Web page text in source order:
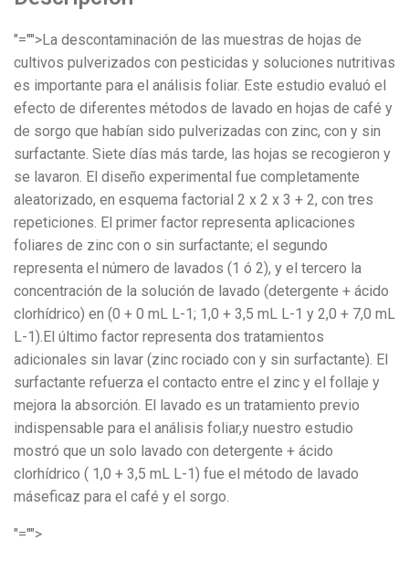
"="">La descontaminación de las muestras de hojas de
cultivos pulverizados con pesticidas y soluciones nutritivas
es importante para el análisis foliar. Este estudio evaluó el
efecto de diferentes métodos de lavado en hojas de café y
de sorgo que habían sido pulverizadas con zinc, con y sin
surfactante. Siete días más tarde, las hojas se recogieron y
se lavaron. El diseño experimental fue completamente
aleatorizado, en esquema factorial 2 x 2 x 3 + 2, con tres
repeticiones. El primer factor representa aplicaciones
foliares de zinc con o sin surfactante; el segundo
representa el número de lavados (1 ó 2), y el tercero la
concentración de la solución de lavado (detergente + ácido
clorhídrico) en (0 + 0 mL L-1; 1,0 + 3,5 mL L-1 y 2,0 + 7,0 mL
L-1).El último factor representa dos tratamientos
adicionales sin lavar (zinc rociado con y sin surfactante). El
surfactante refuerza el contacto entre el zinc y el follaje y
mejora la absorción. El lavado es un tratamiento previo
indispensable para el análisis foliar,y nuestro estudio
mostró que un solo lavado con detergente + ácido
clorhídrico ( 1,0 + 3,5 mL L-1) fue el método de lavado
máseficaz para el café y el sorgo.
"="">